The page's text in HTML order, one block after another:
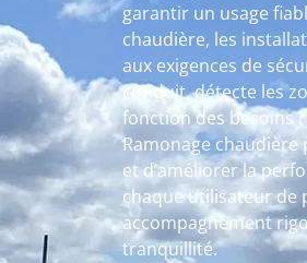
garantir un usage
chaudière, les
aux exigences de
conduit, détecte les
fonction des besoins
Ramonage
et d’améliorer la
chaque utilisateur de
accompagnement
tranquillité.